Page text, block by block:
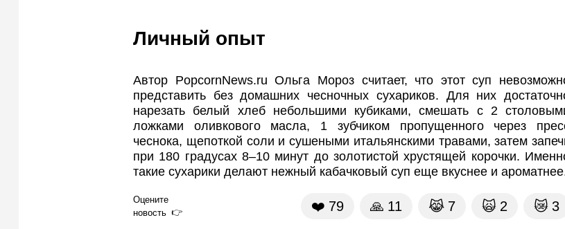
Личный опыт
Автор PopcornNews.ru Ольга Мороз считает, что этот суп
представить без домашних чесночных сухариков. Для них
нарезать белый хлеб небольшими кубиками, смешать с 2
ложками оливкового масла, 1 зубчиком пропущенного через
чеснока, щепоткой соли и сушеными итальянскими травами, затем
при 180 градусах 8–10 минут до золотистой хрустящей корочки.
такие сухарики делают нежный кабачковый суп еще вкуснее и
Оцените
новость
❤️ 79 🙏 11 😹 7 🙀 2 😿 3